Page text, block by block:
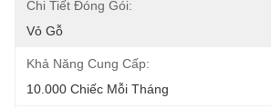
Chi Tiết Đóng Gói:
Vỏ Gỗ
Khả Năng Cung Cấp:
10.000 Chiếc Mỗi Tháng